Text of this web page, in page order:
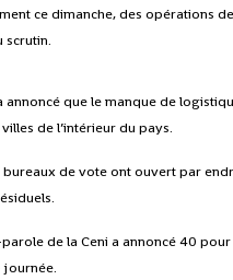
ce dimanche, des opérations
scrutin.
annoncé que le manque de
de l’intérieur du pays.
de vote ont ouvert par
de la Ceni a annoncé 40
journée.